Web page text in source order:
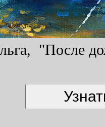
"После